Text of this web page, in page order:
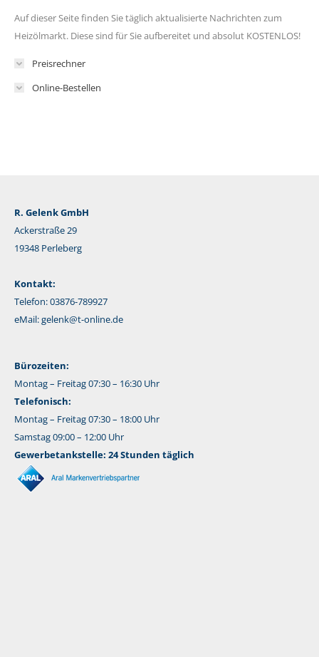
Auf dieser Seite finden Sie täglich aktualisierte Nachrichten zum
Heizölmarkt. Diese sind für Sie aufbereitet und absolut KOSTENLOS!
Preisrechner
Online-Bestellen
R. Gelenk GmbH
Ackerstraße 29
19348 Perleberg
Kontakt:
Telefon: 03876-789927
eMail:gelenk@t-online.de
Bürozeiten:
Montag – Freitag 07:30 – 16:30 Uhr
Telefonisch:
Montag – Freitag 07:30 – 18:00 Uhr
Samstag 09:00 – 12:00 Uhr
Gewerbetankstelle: 24 Stunden täglich